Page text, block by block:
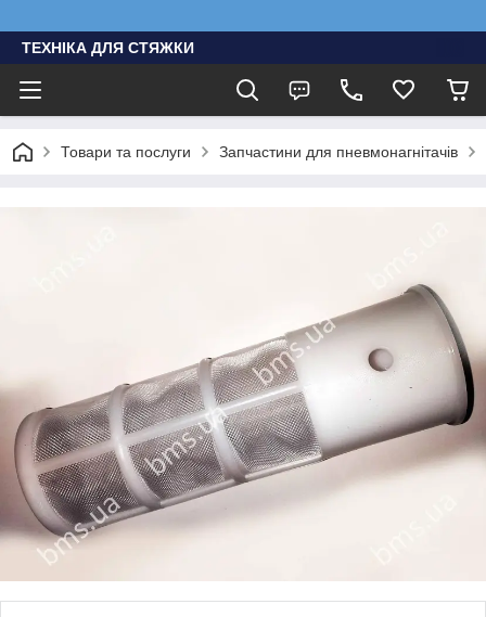
ТЕХНІКА ДЛЯ СТЯЖКИ
Товари та послуги Запчастини для пневмонагнітачів